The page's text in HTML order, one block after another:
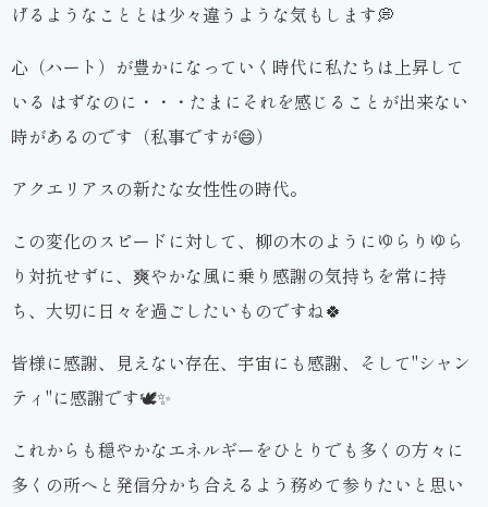
げるようなこととは少々違うような気もします💭
心（ハート）が豊かになっていく時代に私たちは上昇して
いる はずなのに・・・たまにそれを感じることが出来ない
時があるのです（私事ですが😄）
アクエリアスの新たな女性性の時代。
この変化のスピードに対して、柳の木のようにゆらりゆら
り対抗せずに、爽やかな風に乗り感謝の気持ちを常に持
ち、大切に日々を過ごしたいものですね🍀
皆様に感謝、見えない存在、宇宙にも感謝、そして"シャン
ティ"に感謝です🕊✨
これからも穏やかなエネルギーをひとりでも多くの方々に
多くの所へと発信分かち合えるよう務めて参りたいと思い